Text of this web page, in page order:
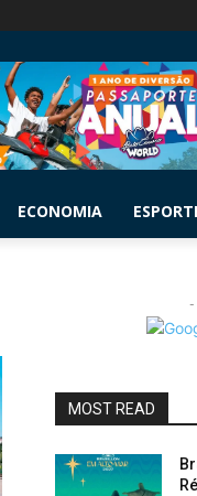
ECONOMIA
-
MOST READ